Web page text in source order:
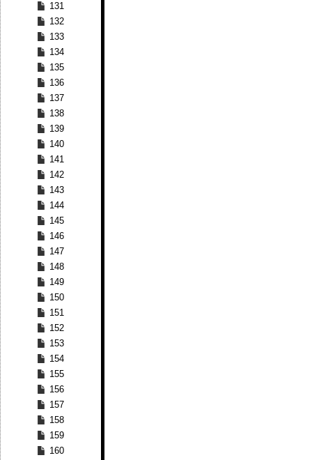
131
132
133
134
135
136
137
138
139
140
141
142
143
144
145
146
147
148
149
150
151
152
153
154
155
156
157
158
159
160